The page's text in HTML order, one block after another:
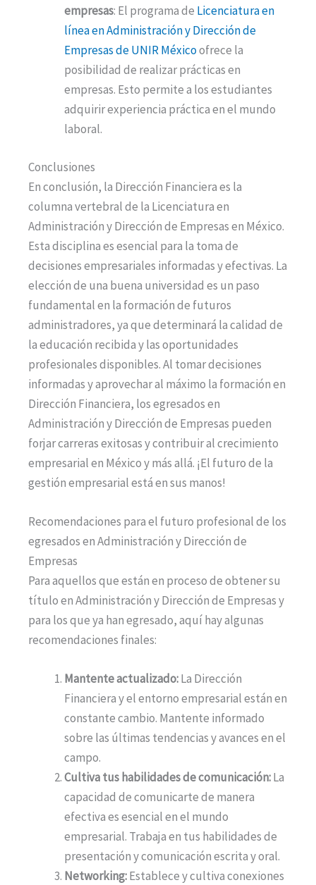
empresas: El programa de Licenciatura en
línea en Administración y Dirección de
Empresas de UNIR Méxicoofrece la
posibilidad de realizar prácticas en
empresas. Esto permite a los estudiantes
adquirir experiencia práctica en el mundo
laboral.
Conclusiones
En conclusión, la Dirección Financiera es la
columna vertebral de la Licenciatura en
Administración y Dirección de Empresas en México.
Esta disciplina es esencial para la toma de
decisiones empresariales informadas y efectivas. La
elección de una buena universidad es un paso
fundamental en la formación de futuros
administradores, ya que determinará la calidad de
la educación recibida y las oportunidades
profesionales disponibles. Al tomar decisiones
informadas y aprovechar al máximo la formación en
Dirección Financiera, los egresados en
Administración y Dirección de Empresas pueden
forjar carreras exitosas y contribuir al crecimiento
empresarial en México y más allá. ¡El futuro de la
gestión empresarial está en sus manos!
Recomendaciones para el futuro profesional de los
egresados en Administración y Dirección de
Empresas
Para aquellos que están en proceso de obtener su
título en Administración y Dirección de Empresas y
para los que ya han egresado, aquí hay algunas
recomendaciones finales:
Mantente actualizado:La Dirección
Financiera y el entorno empresarial están en
constante cambio. Mantente informado
sobre las últimas tendencias y avances en el
campo.
Cultiva tus habilidades de comunicación:La
capacidad de comunicarte de manera
efectiva es esencial en el mundo
empresarial. Trabaja en tus habilidades de
presentación y comunicación escrita y oral.
Networking:Establece y cultiva conexiones